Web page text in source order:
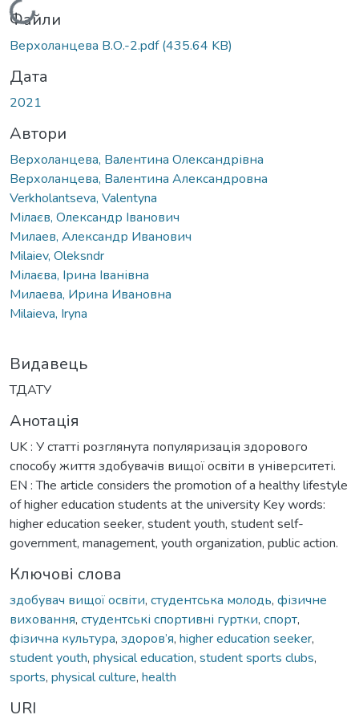
Вантажиться...
Файли
Верхоланцева В.О.-2.pdf(435.64 KB)
Дата
2021
Автори
Верхоланцева, Валентина Олександрівна
Верхоланцева, Валентина Александровна
Verkholantseva, Valentyna
Мілаєв, Олександр Іванович
Милаев, Александр Иванович
Milaiev, Oleksndr
Мілаєва, Ірина Іванівна
Милаева, Ирина Ивановна
Milaieva, Iryna
Видавець
ТДАТУ
Анотація
UK : У статті розглянута популяризація здорового
способу життя здобувачів вищої освіти в університеті.
EN : The article considers the promotion of a healthy lifestyle
of higher education students at the university Key words:
higher education seeker, student youth, student self-
government, management, youth organization, public action.
Ключові слова
здобувач вищої освіти, студентська молодь, фізичне
виховання, студентські спортивні гуртки, спорт,
фізична культура, здоров’я, higher education seeker,
student youth, physical education, student sports clubs,
sports, physical culture, health
URI